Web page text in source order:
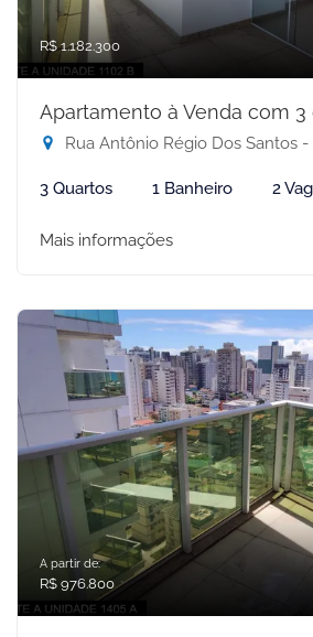
R$ 1.182.300
Apartamento à Venda com 3
Rua Antônio Régio Dos Santos -
3 Quartos 1 Banheiro 2
Mais informações
A partir de:
R$ 976.800